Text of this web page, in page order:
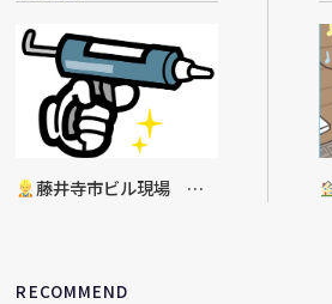
藤井寺市ビル現場 コ
RECOMMEND